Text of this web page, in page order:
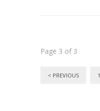
Page 3 of 3
< PREVIOUS 1